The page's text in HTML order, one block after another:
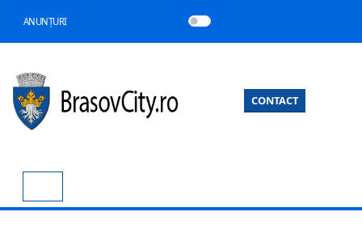
ANUNȚURI
CONTACT